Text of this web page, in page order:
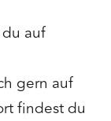
auf
gern auf
findest du